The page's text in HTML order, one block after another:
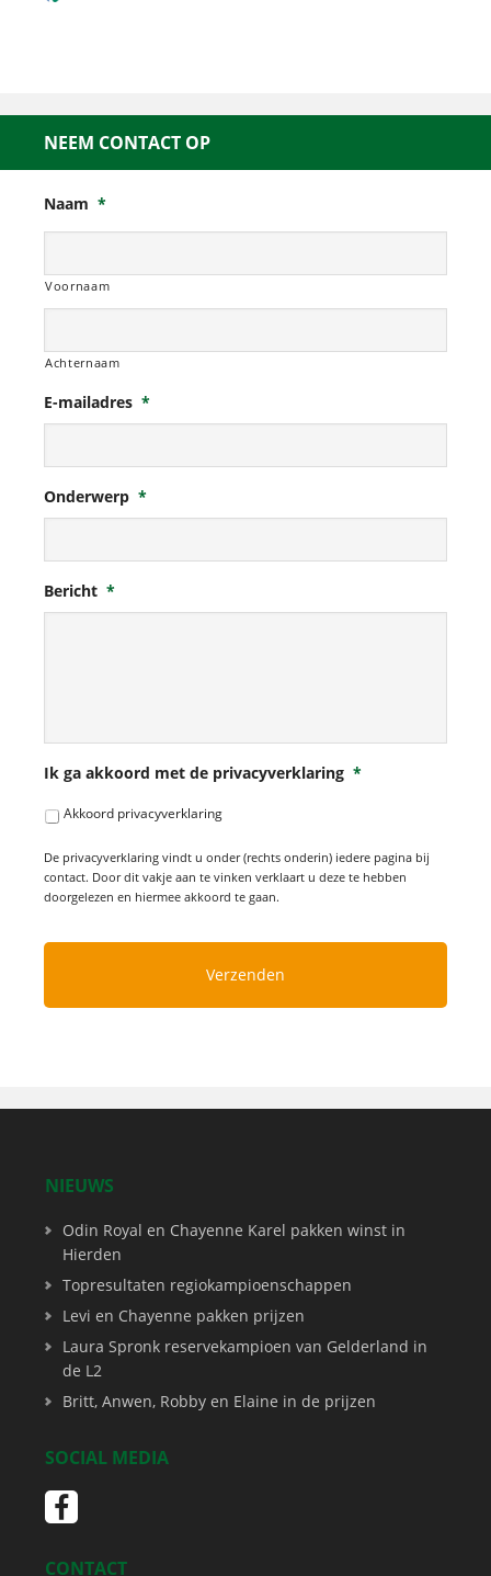
NEEM CONTACT OP
Naam *
Voornaam
Achternaam
E-mailadres *
Onderwerp *
Bericht *
Ik ga akkoord met de privacyverklaring *
Akkoord privacyverklaring
De privacyverklaring vindt u onder (rechts onderin) iedere pagina bij
contact. Door dit vakje aan te vinken verklaart u deze te hebben
doorgelezen en hiermee akkoord te gaan.
NIEUWS
Odin Royal en Chayenne Karel pakken winst in
Hierden
Topresultaten regiokampioenschappen
Levi en Chayenne pakken prijzen
Laura Spronk reservekampioen van Gelderland in
de L2
Britt, Anwen, Robby en Elaine in de prijzen
SOCIAL MEDIA
CONTACT